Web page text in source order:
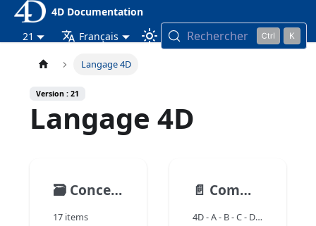
4D Documentation
21
Français Rechercher
Langage 4D
Version : 21
Langage 4D
🗃️ Concepts
17 items
📄️ Commandes par nom
4D - A - B - C - D - E - F - G - H - I - J - K - L - M - N - O - P - Q - R - S - T - U - V - W - X - Y - Z